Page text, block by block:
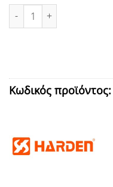
ΚΟΦΤΕΣ ΧΑΛΚΟΣΩΛΗΝΩΝ
Κωδικός προϊόντος: